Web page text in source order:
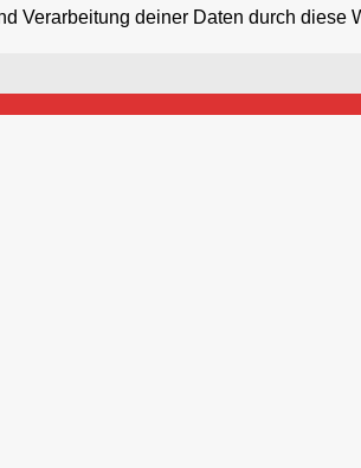
Verarbeitung deiner Daten durch diese